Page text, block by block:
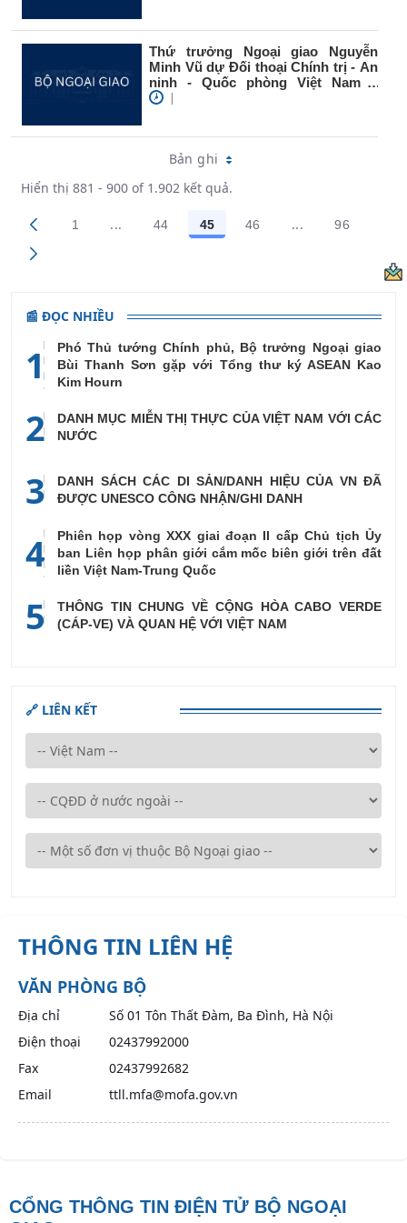
Thứ trưởng Ngoại giao Nguyễn
Minh Vũ dự Đối thoại Chính trị - An
ninh - Quốc phòng Việt Nam –
Hoa...
|
Bản ghi
Hiển thị 881 - 900 of 1.902 kết quả.
Các trang trên cổng
1 ...Trang trung gian Use TAB to navigate.
Các trang trên cổng
44 Các trang trên cổng
45 Các trang trên cổng
46 ...Trang trung
Các
96
📰 ĐỌC NHIỀU
1
Phó Thủ tướng Chính phủ, Bộ trưởng Ngoại giao
Bùi Thanh Sơn gặp với Tổng thư ký ASEAN Kao
Kim Hourn
2
DANH MỤC MIỄN THỊ THỰC CỦA VIỆT NAM VỚI CÁC
NƯỚC
3
DANH SÁCH CÁC DI SẢN/DANH HIỆU CỦA VN ĐÃ
ĐƯỢC UNESCO CÔNG NHẬN/GHI DANH
4
Phiên họp vòng XXX giai đoạn II cấp Chủ tịch Ủy
ban Liên họp phân giới cắm mốc biên giới trên đất
liền Việt Nam-Trung Quốc
5
THÔNG TIN CHUNG VỀ CỘNG HÒA CABO VERDE
(CÁP-VE) VÀ QUAN HỆ VỚI VIỆT NAM
🔗 LIÊN KẾT
THÔNG TIN LIÊN HỆ
VĂN PHÒNG BỘ
Địa chỉ
Số 01 Tôn Thất Đàm, Ba Đình, Hà Nội
Điện thoại
02437992000
Fax
02437992682
Email
ttll.mfa@mofa.gov.vn
CỔNG THÔNG TIN ĐIỆN TỬ BỘ NGOẠI